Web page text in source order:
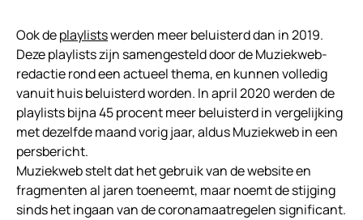
Ook deplaylistswerden meer beluisterd dan in 2019.
Deze playlists zijn samengesteld door de Muziekweb-
redactie rond een actueel thema, en kunnen volledig
vanuit huis beluisterd worden. In april 2020 werden de
playlists bijna 45 procent meer beluisterd in vergelijking
met dezelfde maand vorig jaar, aldus Muziekweb in een
persbericht.
Muziekweb stelt dat het gebruik van de website en
fragmenten al jaren toeneemt, maar noemt de stijging
sinds het ingaan van de coronamaatregelen significant.